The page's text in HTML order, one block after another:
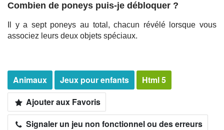
Combien de poneys puis-je débloquer ?
Il y a sept poneys au total, chacun révélé lorsque vous
associez leurs deux objets spéciaux.
Animaux Jeux pour enfants
Html 5
Ajouter aux Favoris
Signaler un jeu non fonctionnel ou des erreurs